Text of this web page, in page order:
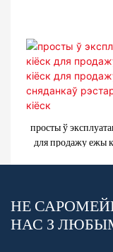
просты ў
для продажу ежы
НЕ
НАС З